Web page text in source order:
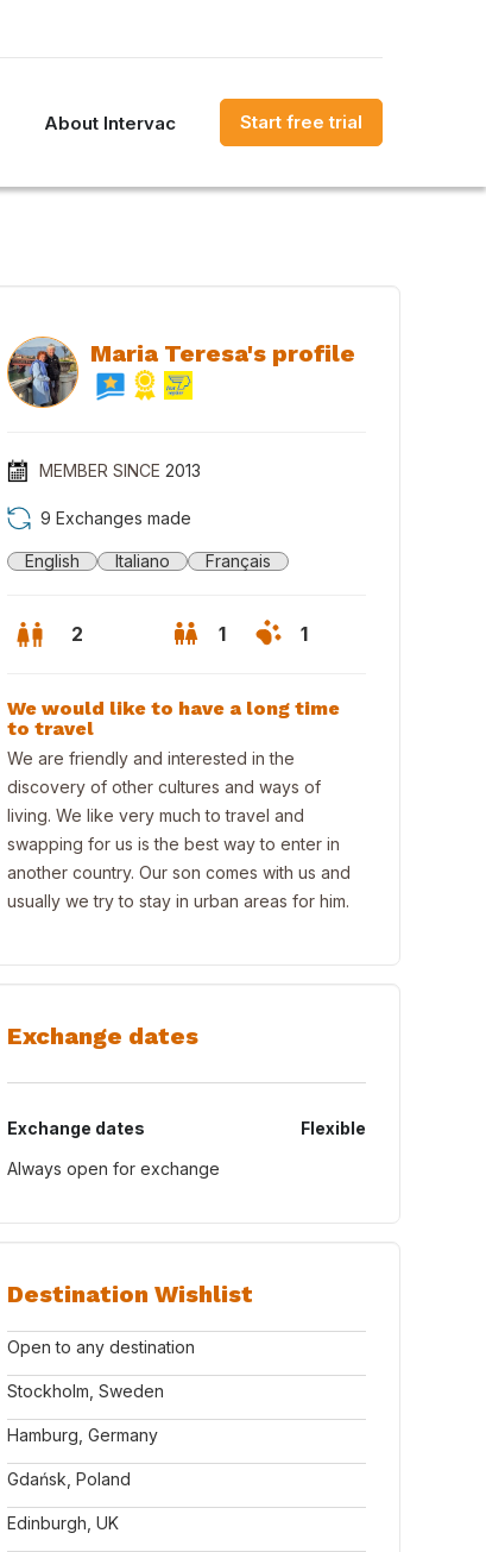
About Intervac Start free trial
Maria Teresa's profile
MEMBER SINCE 2013
9 Exchanges made
English Italiano Français
2 1 1
We would like to have a long time
to travel
We are friendly and interested in the
discovery of other cultures and ways of
living. We like very much to travel and
swapping for us is the best way to enter in
another country. Our son comes with us and
usually we try to stay in urban areas for him.
Exchange dates
Exchange dates
Flexible
Always open for exchange
Destination Wishlist
Open to any destination
Stockholm, Sweden
Hamburg, Germany
Gdańsk, Poland
Edinburgh, UK